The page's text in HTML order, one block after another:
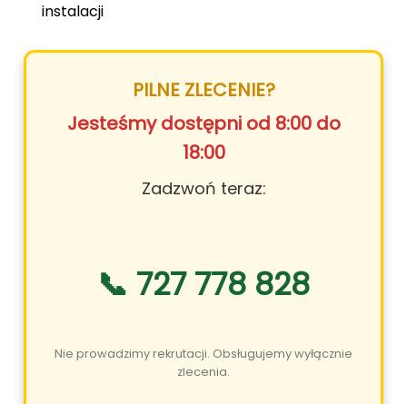
instalacji
PILNE ZLECENIE?
Jesteśmy dostępni od 8:00 do
18:00
Zadzwoń teraz:
📞 727 778 828
Nie prowadzimy rekrutacji. Obsługujemy wyłącznie
zlecenia.